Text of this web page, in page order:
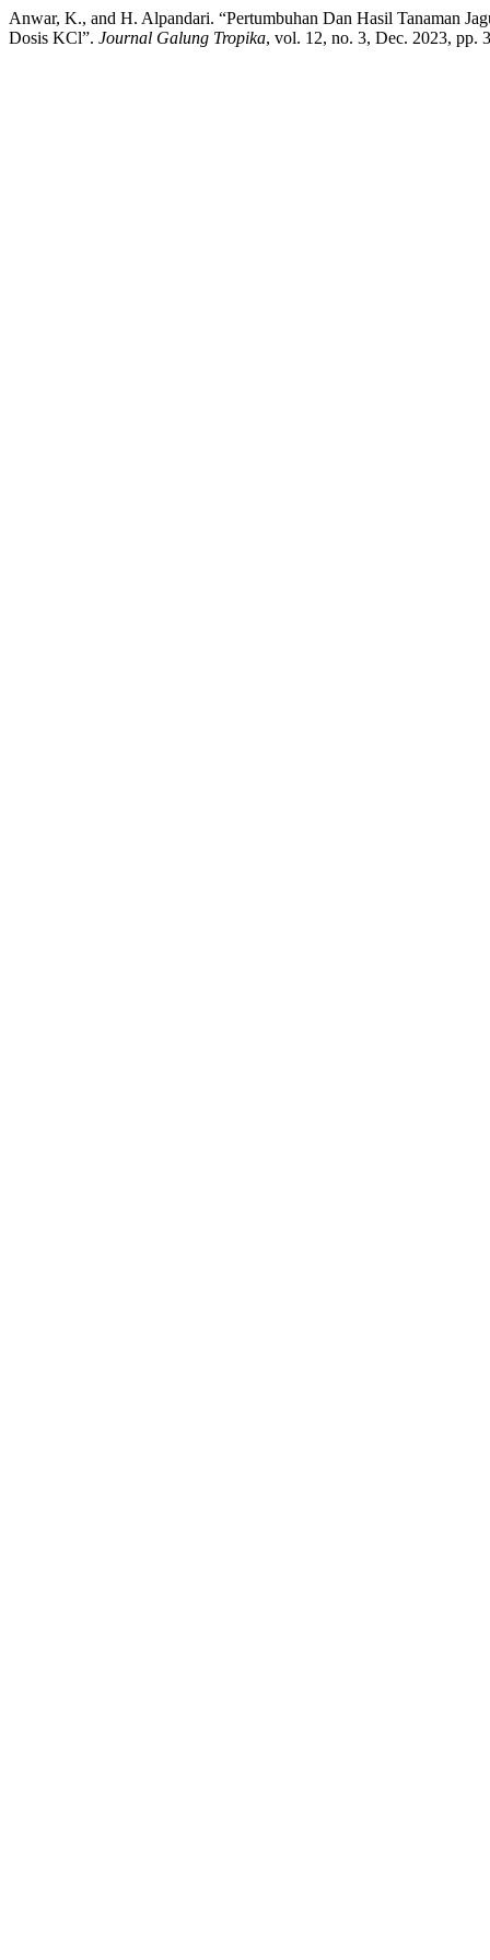
Anwar, K., and H. Alpandari. “Pertumbuhan Dan Hasil Tanaman
Dosis KCl”. Journal Galung Tropika, vol. 12, no. 3, Dec. 2023, pp.